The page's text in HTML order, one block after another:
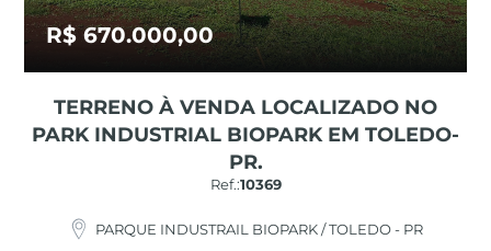
R$ 670.000,00
TERRENO À VENDA LOCALIZADO NO
PARK INDUSTRIAL BIOPARK EM TOLEDO-
PR.
Ref.:10369
PARQUE INDUSTRAIL BIOPARK / TOLEDO - PR